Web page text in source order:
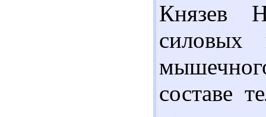
Князев
силовых
составе